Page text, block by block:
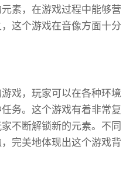
素，在游戏过程中能够营
这个游戏在音像方面十分
戏，玩家可以在各种环境
务。这个游戏有着非常复
不断解锁新的元素。不同
完美地体现出这个游戏背